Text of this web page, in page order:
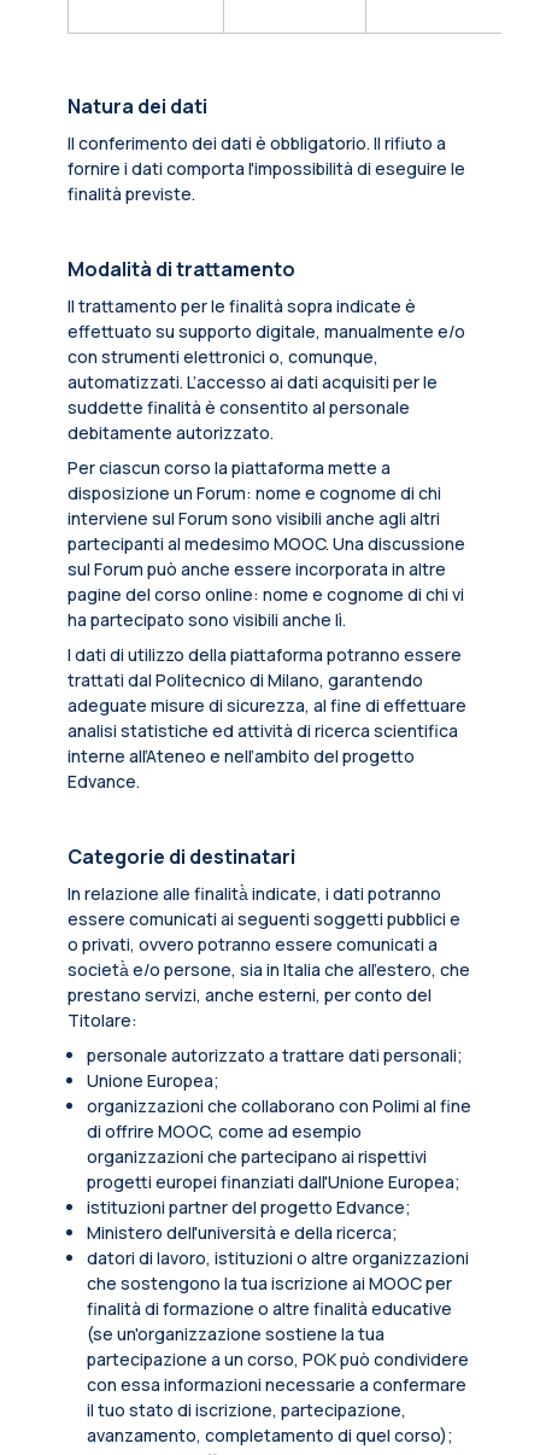
Natura dei dati
Il conferimento dei dati è obbligatorio. Il rifiuto a
fornire i dati comporta l'impossibilità di eseguire le
finalità previste.
Modalità di trattamento
Il trattamento per le finalità sopra indicate è
effettuato su supporto digitale, manualmente e/o
con strumenti elettronici o, comunque,
automatizzati. L’accesso ai dati acquisiti per le
suddette finalità è consentito al personale
debitamente autorizzato.
Per ciascun corso la piattaforma mette a
disposizione un Forum: nome e cognome di chi
interviene sul Forum sono visibili anche agli altri
partecipanti al medesimo MOOC. Una discussione
sul Forum può anche essere incorporata in altre
pagine del corso online: nome e cognome di chi vi
ha partecipato sono visibili anche lì.
I dati di utilizzo della piattaforma potranno essere
trattati dal Politecnico di Milano, garantendo
adeguate misure di sicurezza, al fine di effettuare
analisi statistiche ed attività di ricerca scientifica
interne all’Ateneo e nell’ambito del progetto
Edvance.
Categorie di destinatari
In relazione alle finalità̀ indicate, i dati potranno
essere comunicati ai seguenti soggetti pubblici e
o privati, ovvero potranno essere comunicati a
società̀ e/o persone, sia in Italia che all’estero, che
prestano servizi, anche esterni, per conto del
Titolare:
personale autorizzato a trattare dati personali;
Unione Europea;
organizzazioni che collaborano con Polimi al fine
di offrire MOOC, come ad esempio
organizzazioni che partecipano ai rispettivi
progetti europei finanziati dall'Unione Europea;
istituzioni partner del progetto Edvance;
Ministero dell'università e della ricerca;
datori di lavoro, istituzioni o altre organizzazioni
che sostengono la tua iscrizione ai MOOC per
finalità di formazione o altre finalità educative
(se un'organizzazione sostiene la tua
partecipazione a un corso, POK può condividere
con essa informazioni necessarie a confermare
il tuo stato di iscrizione, partecipazione,
avanzamento, completamento di quel corso);